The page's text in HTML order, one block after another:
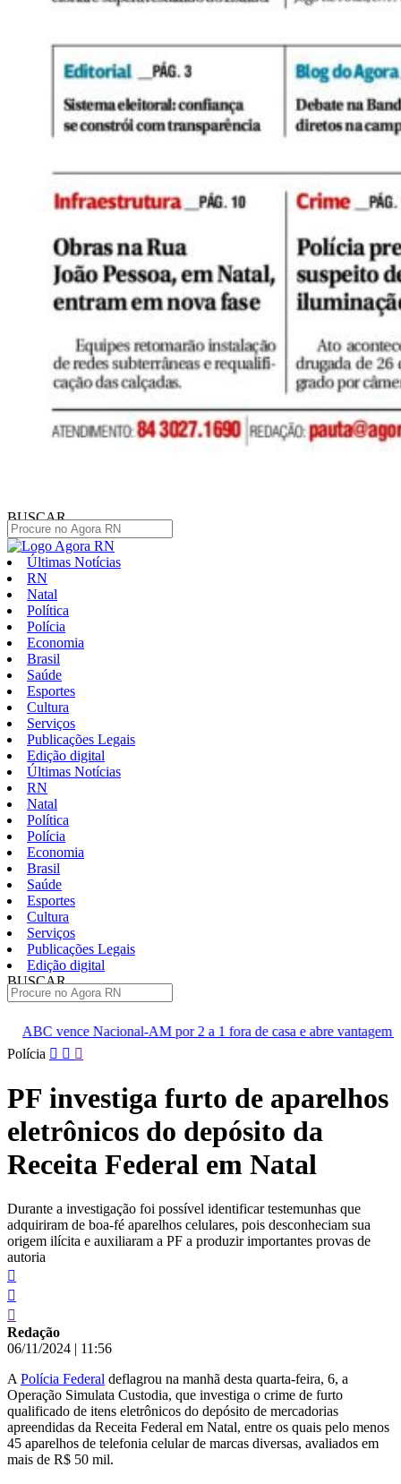
BUSCAR
Últimas Notícias
RN
Natal
Política
Polícia
Economia
Brasil
Saúde
Esportes
Cultura
Serviços
Publicações Legais
Edição digital
Últimas Notícias
RN
Natal
Política
Polícia
Economia
Brasil
Saúde
Esportes
Cultura
Serviços
Publicações Legais
Edição digital
BUSCAR
AM por 2 a 1 fora de casa e abre vantagem nas quartas
Cine
Pular
conteúdo
Polícia
PF investiga furto de aparelhos
eletrônicos do depósito da
Receita Federal em Natal
Durante a investigação foi possível identificar testemunhas que
adquiriram de boa-fé aparelhos celulares, pois desconheciam sua
origem ilícita e auxiliaram a PF a produzir importantes provas de
autoria
Redação
06/11/2024 | 11:56
A Polícia Federal deflagrou na manhã desta quarta-feira, 6, a
Operação Simulata Custodia, que investiga o crime de furto
qualificado de itens eletrônicos do depósito de mercadorias
apreendidas da Receita Federal em Natal, entre os quais pelo menos
45 aparelhos de telefonia celular de marcas diversas, avaliados em
mais de R$ 50 mil.